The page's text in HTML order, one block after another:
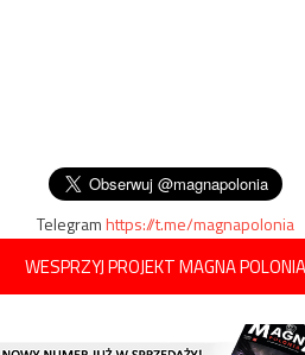
Telegramhttps://t.me/magnapolonia
WESPRZYJ PROJEKT MAGNA POLONIA